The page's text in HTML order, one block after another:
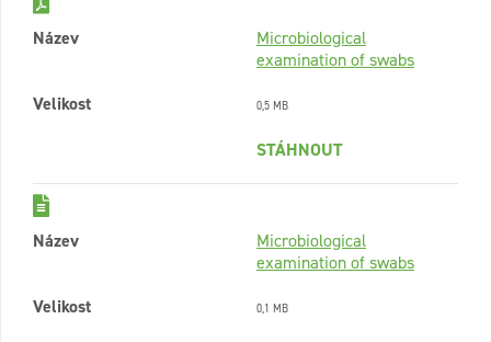
Název
Microbiological
examination of swabs
Velikost
0,5 MB
STÁHNOUT
Název
Microbiological
examination of swabs
Velikost
0,1 MB